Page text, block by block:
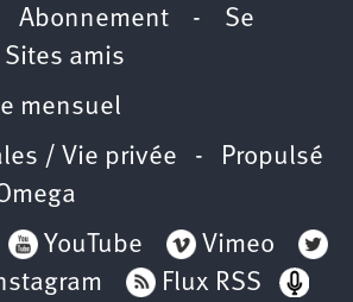
Abonnement - Se
Sites amis
mensuel
/ Vie privée - Propulsé
YouTube
Vimeo
Flux RSS